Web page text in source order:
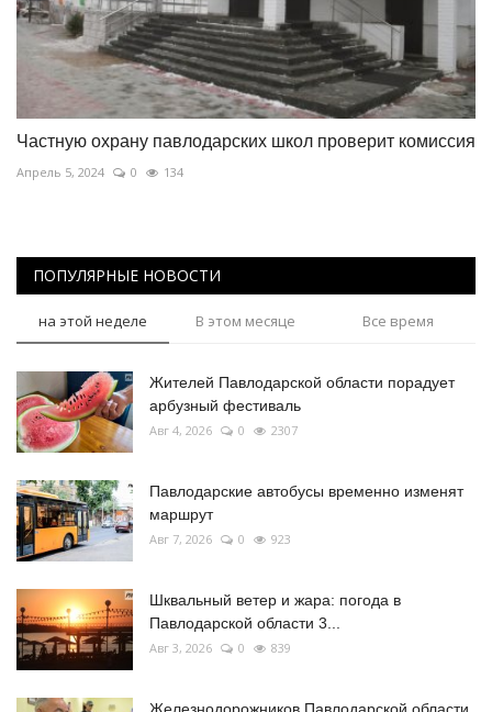
Частную охрану павлодарских школ проверит комиссия
Апрель 5, 2024 0 134
ПОПУЛЯРНЫЕ НОВОСТИ
на этой неделе В этом месяце Все время
Жителей Павлодарской области порадует
арбузный фестиваль
Авг 4, 2026 0 2307
Павлодарские автобусы временно изменят
маршрут
Авг 7, 2026 0 923
Шквальный ветер и жара: погода в
Павлодарской области 3...
Авг 3, 2026 0 839